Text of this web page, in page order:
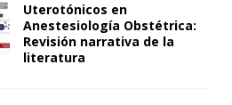
Uterotónicos en
Anestesiología Obstétrica:
Revisión narrativa de la
literatura